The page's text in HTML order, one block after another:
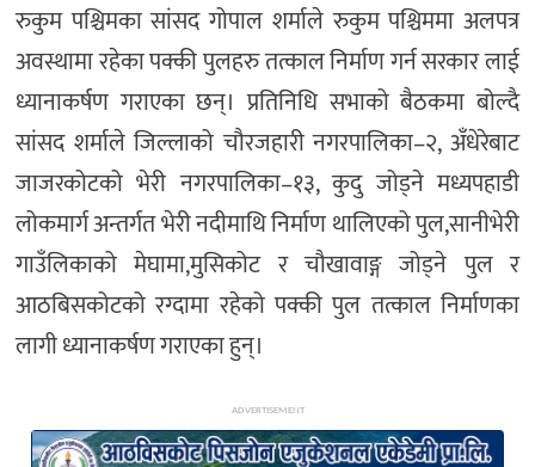
रुकुम पश्चिमका सांसद गोपाल शर्माले रुकुम पश्चिममा अलपत्र
अवस्थामा रहेका पक्की पुलहरु तत्काल निर्माण गर्न सरकार लाई
ध्यानाकर्षण गराएका छन्। प्रतिनिधि सभाको बैठकमा बोल्दै
सांसद शर्माले जिल्लाको चौरजहारी नगरपालिका–२, अँधेरेबाट
जाजरकोटको भेरी नगरपालिका–१३, कुदु जोड्ने मध्यपहाडी
लोकमार्ग अन्तर्गत भेरी नदीमाथि निर्माण थालिएको पुल,सानीभेरी
गाउँलिकाको मेघामा,मुसिकोट र चौखावाङ्ग जोड्ने पुल र
आठबिसकोटको रग्दामा रहेको पक्की पुल तत्काल निर्माणका
लागी ध्यानाकर्षण गराएका हुन्।
ADVERTISEMENT